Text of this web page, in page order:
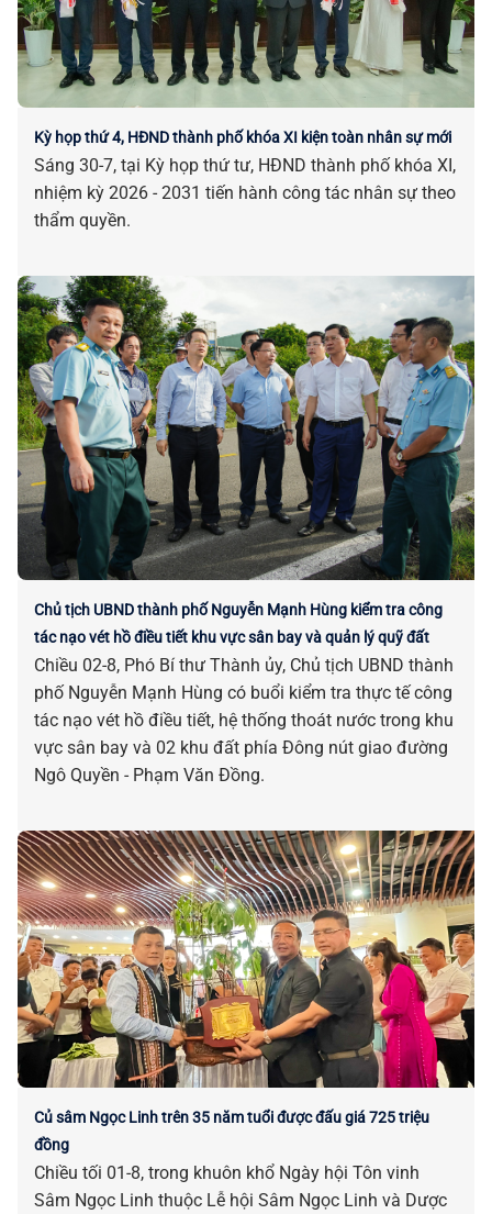
Kỳ họp thứ 4, HĐND thành phố khóa XI kiện toàn nhân sự mới
Sáng 30-7, tại Kỳ họp thứ tư, HĐND thành phố khóa XI,
nhiệm kỳ 2026 - 2031 tiến hành công tác nhân sự theo
thẩm quyền.
Chủ tịch UBND thành phố Nguyễn Mạnh Hùng kiểm tra công
tác nạo vét hồ điều tiết khu vực sân bay và quản lý quỹ đất
Chiều 02-8, Phó Bí thư Thành ủy, Chủ tịch UBND thành
phố Nguyễn Mạnh Hùng có buổi kiểm tra thực tế công
tác nạo vét hồ điều tiết, hệ thống thoát nước trong khu
vực sân bay và 02 khu đất phía Đông nút giao đường
Ngô Quyền - Phạm Văn Đồng.
Củ sâm Ngọc Linh trên 35 năm tuổi được đấu giá 725 triệu
đồng
Chiều tối 01-8, trong khuôn khổ Ngày hội Tôn vinh
Sâm Ngọc Linh thuộc Lễ hội Sâm Ngọc Linh và Dược